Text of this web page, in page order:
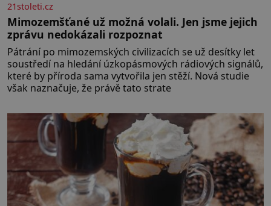
21stoleti.cz
Mimozemšťané už možná volali. Jen jsme jejich
zprávu nedokázali rozpoznat
Pátrání po mimozemských civilizacích se už desítky let
soustředí na hledání úzkopásmových rádiových signálů,
které by příroda sama vytvořila jen stěží. Nová studie
však naznačuje, že právě tato strate